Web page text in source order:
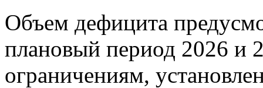
Объем дефицита
плановый период 2026 и
ограничениям,